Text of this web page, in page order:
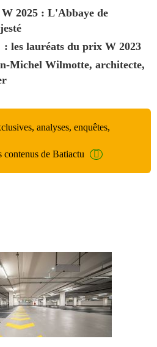
2025 : L'Abbaye de
les lauréats du prix W 2023
Michel Wilmotte, architecte,
analyses, enquêtes,
contenus de Batiactu